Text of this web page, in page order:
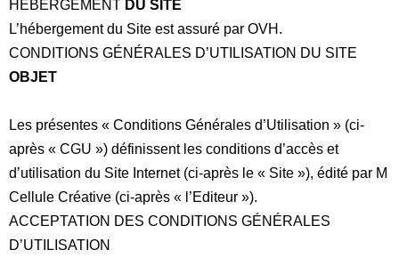
HÉBERGEMENT DU SITE
L’hébergement du Site est assuré par OVH.
CONDITIONS GÉNÉRALES D’UTILISATION DU SITE
OBJET
Les présentes « Conditions Générales d’Utilisation » (ci-
après « CGU ») définissent les conditions d’accès et
d’utilisation du Site Internet (ci-après le « Site »), édité par M
Cellule Créative (ci-après « l’Editeur »).
ACCEPTATION DES CONDITIONS GÉNÉRALES
D’UTILISATION